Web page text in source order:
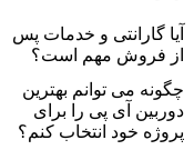
آیا گارانتی و خدمات پس
از فروش مهم است؟
چگونه می توانم بهترین
دوربین آی پی را برای
پروژه خود انتخاب کنم؟